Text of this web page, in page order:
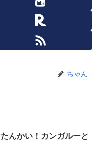
ちゃん
んかい！カンガルーと